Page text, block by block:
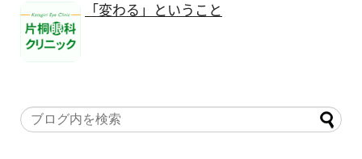
「変わる」ということ